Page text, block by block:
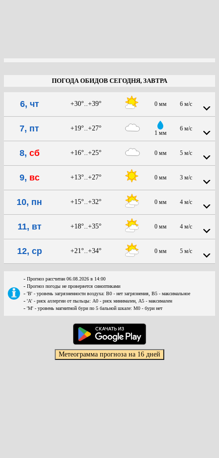
ПОГОДА ОБИДОВ СЕГОДНЯ, ЗАВТРА
6, чт +30°..+39° 0 мм 6 м/с
7, пт +19°..+27°
1 мм
6 м/с
8, сб +16°..+25° 0 мм 5 м/с
9, вс +13°..+27° 0 мм 3 м/с
10, пн +15°..+32° 0 мм 4 м/с
11, вт +18°..+35° 0 мм 4 м/с
12, ср +21°..+34° 0 мм 5 м/с
- Прогноз рассчитан 06.08.2026 в 14:00
- Прогноз погоды не проверяется синоптиками
- 'В' - уровень загрязненности воздуха: В0 - нет загрязнения, В5 - максимальное
- 'А' - риск аллергии от пыльцы: А0 - риск минимален, А5 - максимален
- 'М' - уровень магнитной бури по 5 бальной шкале: М0 - бури нет